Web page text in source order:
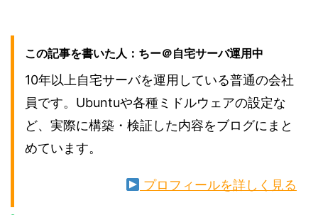
この記事を書いた人：ちー＠自宅サーバ運用中
10年以上自宅サーバを運用している普通の会社
員です。Ubuntuや各種ミドルウェアの設定な
ど、実際に構築・検証した内容をブログにまと
めています。
プロフィールを詳しく見る